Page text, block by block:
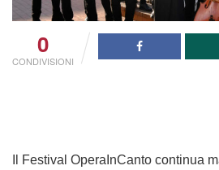
0
CONDIVISIONI
Il Festival OperaInCanto continua